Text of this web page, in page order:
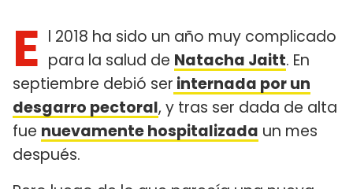
E l 2018 ha sido un año muy complicado
para la salud de Natacha Jaitt. En
septiembre debió ser internada por un
desgarro pectoral, y tras ser dada de alta
fue nuevamente hospitalizada un mes
después.